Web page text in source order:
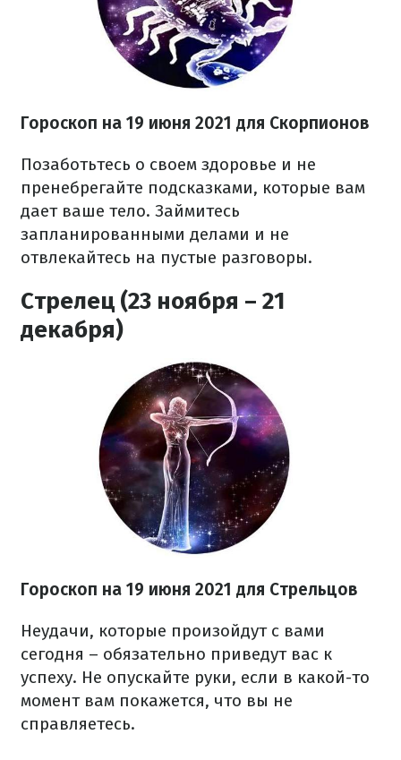
Гороскоп на 19 июня 2021 для Скорпионов
Позаботьтесь о своем здоровье и не
пренебрегайте подсказками, которые вам
дает ваше тело. Займитесь
запланированными делами и не
отвлекайтесь на пустые разговоры.
Стрелец (23 ноября – 21
декабря)
Гороскоп на 19 июня 2021 для Стрельцов
Неудачи, которые произойдут с вами
сегодня – обязательно приведут вас к
успеху. Не опускайте руки, если в какой-то
момент вам покажется, что вы не
справляетесь.